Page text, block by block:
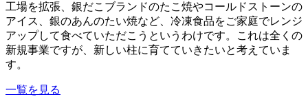
工場を拡張、銀だこブランドのたこ焼やコールドストーンの
アイス、銀のあんのたい焼など、冷凍食品をご家庭でレンジ
アップして食べていただこうというわけです。これは全くの
新規事業ですが、新しい柱に育てていきたいと考えていま
す。
一覧を見る